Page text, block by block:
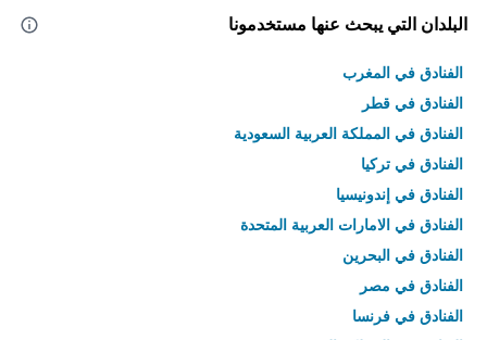
البلدان التي يبحث عنها مستخدمونا
الفنادق في المغرب
الفنادق في قطر
الفنادق في المملكة العربية السعودية
الفنادق في تركيا
الفنادق في إندونيسيا
الفنادق في الامارات العربية المتحدة
الفنادق في البحرين
الفنادق في مصر
الفنادق في فرنسا